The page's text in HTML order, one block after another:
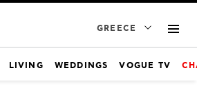
GREECE
LIVING WEDDINGS VOGUE TV